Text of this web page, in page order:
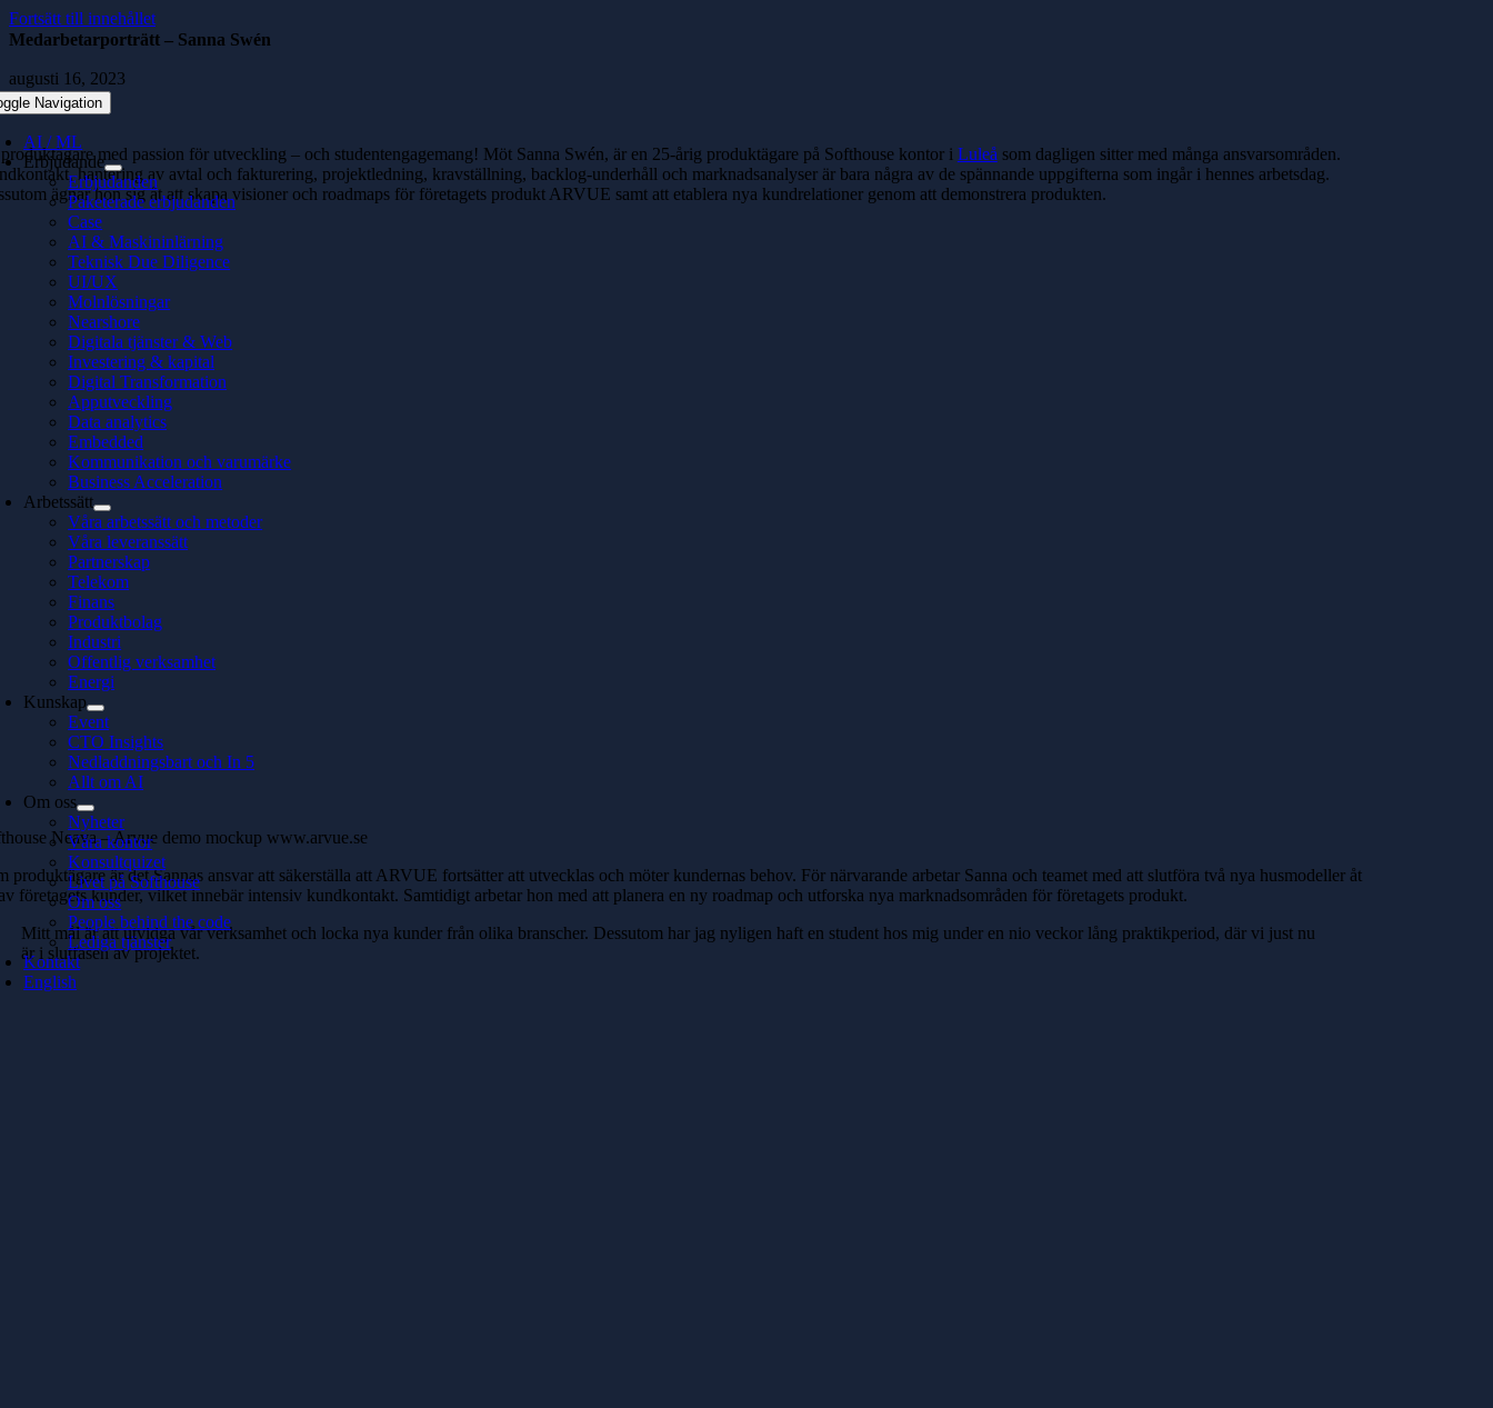
Fortsätt till innehållet
Navigation
AI / ML
Erbjudande
Erbjudanden
Paketerade erbjudanden
Case
AI & Maskininlärning
Teknisk Due Diligence
UI/UX
Molnlösningar
Nearshore
Digitala tjänster & Web
Investering & kapital
Digital Transformation
Apputveckling
Data analytics
Embedded
Kommunikation och varumärke
Business Acceleration
Arbetssätt
Våra arbetssätt och metoder
Våra leveranssätt
Partnerskap
Telekom
Finans
Produktbolag
Industri
Offentlig verksamhet
Energi
Kunskap
Event
CTO Insights
Nedladdningsbart och In 5
Allt om AI
Om oss
Nyheter
Våra kontor
Konsultquizet
Livet på Softhouse
Om oss
People behind the code
Lediga tjänster
Kontakt
English
Medarbetarporträtt – Sanna Swén
augusti 16, 2023
med passion för utveckling – och studentengagemang! Möt Sanna Swén, är en 25-årig produktägare på Softhouse kontor i Luleå som dagligen sitter med många ansvarsområden.
hantering av avtal och fakturering, projektledning, kravställning, backlog-underhåll och marknadsanalyser är bara några av de spännande uppgifterna som ingår i hennes arbetsdag.
ägnar hon sig åt att skapa visioner och roadmaps för företagets produkt ARVUE samt att etablera nya kundrelationer genom att demonstrera produkten.
Neava – Arvue demo mockup www.arvue.se
produktägare är det Sannas ansvar att säkerställa att ARVUE fortsätter att utvecklas och möter kundernas behov. För närvarande arbetar Sanna och teamet med att slutföra två nya husmodeller åt
företagets kunder, vilket innebär intensiv kundkontakt. Samtidigt arbetar hon med att planera en ny roadmap och utforska nya marknadsområden för företagets produkt.
Mitt mål är att utvidga vår verksamhet och locka nya kunder från olika branscher. Dessutom har jag nyligen haft en student hos mig under en nio veckor lång praktikperiod, där vi just nu
är i slutfasen av projektet.